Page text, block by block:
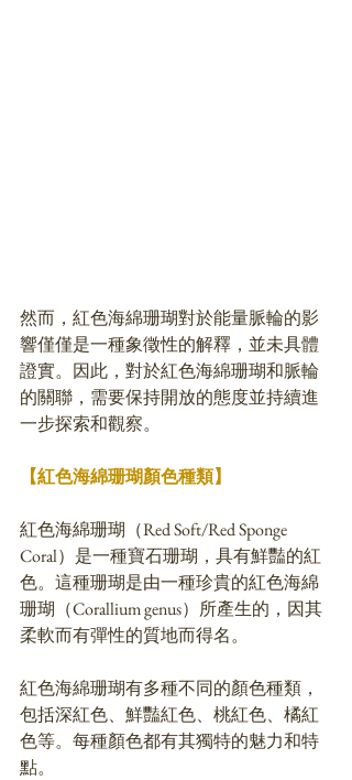
然而，紅色海綿珊瑚對於能量脈輪的影
響僅僅是一種象徵性的解釋，並未具體
證實。因此，對於紅色海綿珊瑚和脈輪
的關聯，需要保持開放的態度並持續進
一步探索和觀察。
【紅色海綿珊瑚顏色種類】
紅色海綿珊瑚（Red Soft/Red Sponge
Coral）是一種寶石珊瑚，具有鮮豔的紅
色。這種珊瑚是由一種珍貴的紅色海綿
珊瑚（Corallium genus）所產生的，因其
柔軟而有彈性的質地而得名。
紅色海綿珊瑚有多種不同的顏色種類，
包括深紅色、鮮豔紅色、桃紅色、橘紅
色等。每種顏色都有其獨特的魅力和特
點。